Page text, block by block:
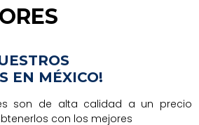
EN MÉXICO!
son de alta calidad a un precio
con los mejores